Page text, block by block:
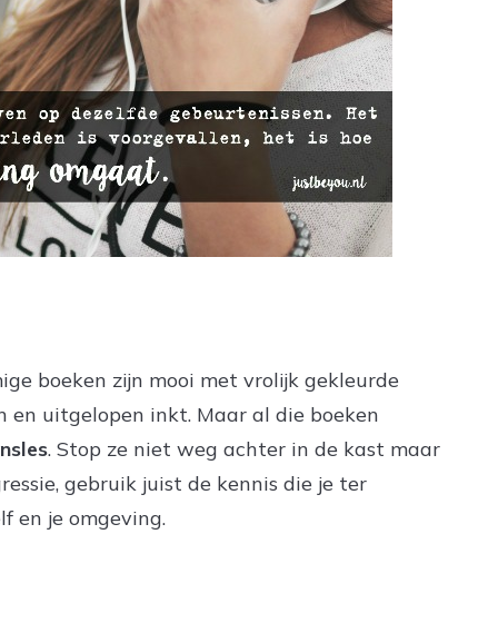
boeken zijn mooi met vrolijk gekleurde
en uitgelopen inkt. Maar al die boeken
. Stop ze niet weg achter in de kast maar
gebruik juist de kennis die je ter
en je omgeving.